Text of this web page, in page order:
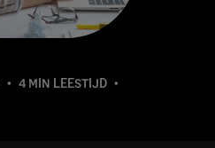
4 MIN LEESTIJD